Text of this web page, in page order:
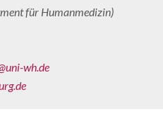
für Humanmedizin)
wh.de